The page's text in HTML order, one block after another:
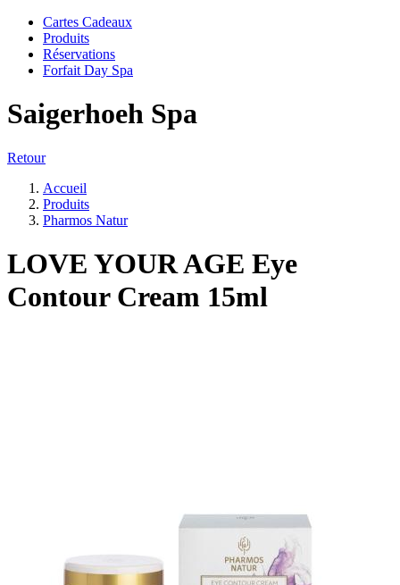
Cartes Cadeaux
Produits
Réservations
Forfait Day Spa
Saigerhoeh Spa
Retour
Accueil
Produits
Pharmos Natur
LOVE YOUR AGE Eye
Contour Cream 15ml